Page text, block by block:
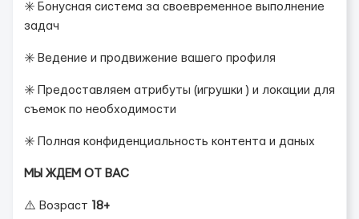
✳️ Бонусная система за своевременное выполнение
задач
✳️ Ведение и продвижение вашего профиля
✳️ Предоставляем атрибуты (игрушки ) и локации для
съемок по необходимости
✳️ Полная конфиденциальность контента и даных
МЫ ЖДЕМ ОТ ВАС
⚠️ Возраст 18+